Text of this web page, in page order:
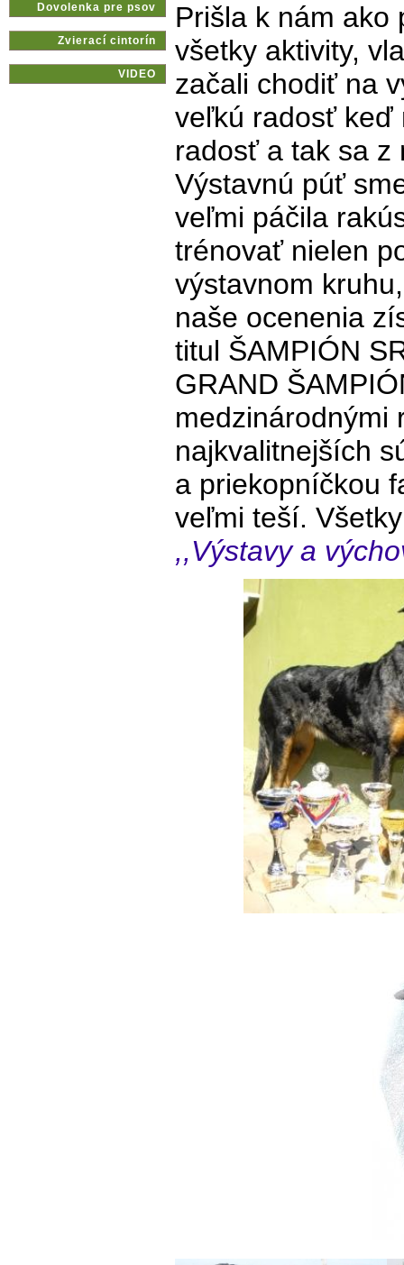
Dovolenka pre psov
Zvierací cintorín
VIDEO
Prišla k nám ako
všetky aktivity,
začali chodiť na
veľkú radosť keď
radosť a tak sa z
Výstavnú púť
veľmi páčila
trénovať nielen
výstavnom
naše ocenenia
titul ŠAMPIÓN
GRAND
medzinárodnými
najkvalitnejších
a priekopníčkou
veľmi teší.
,,Výstavy a